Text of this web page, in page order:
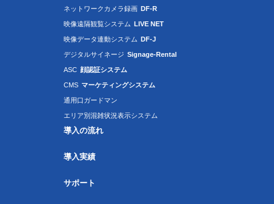
ネットワークカメラ録画 DF-R
映像遠隔観覧システム LIVE NET
映像データ連動システム DF-J
デジタルサイネージ Signage-Rental
ASC 顔認証システム
CMS マーケティングシステム
通用口ガードマン
エリア別混雑状況表示システム
導入の流れ
導入実績
サポート